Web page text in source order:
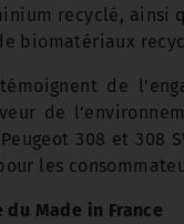
recyclé, ainsi
biomatériaux
de
de
308 et 308
les
Made in France